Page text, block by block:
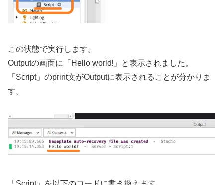
この状態で実行します。
Outputの画面に「Hello world!」と表示されました。
「Script」のprint文がOutputに表示されることが分かりま
す。
「Script」を以下のコードに書き換えます。